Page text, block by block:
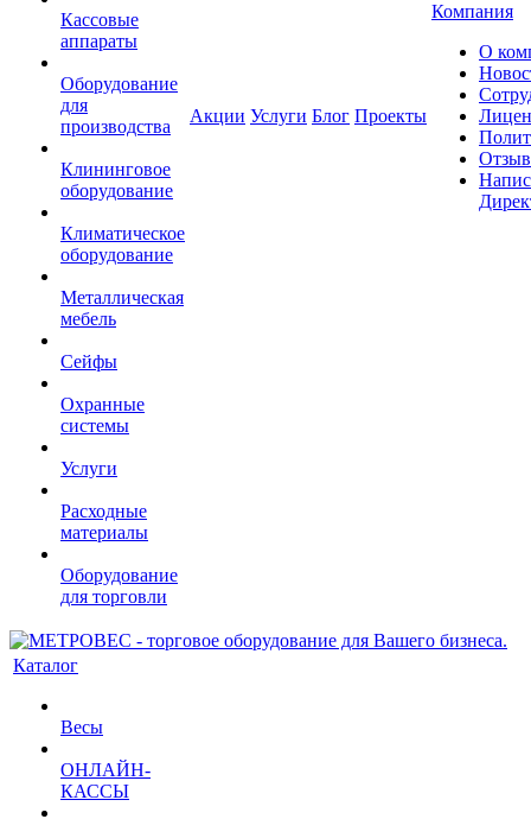
Кассовые
аппараты
Оборудование
для
производства
Клининговое
оборудование
Климатическое
оборудование
Металлическая
мебель
Сейфы
Охранные
системы
Услуги
Расходные
материалы
Оборудование
для торговли
Акции Услуги Блог Проекты
Компания
О
Каталог
Весы
ОНЛАЙН-
КАССЫ